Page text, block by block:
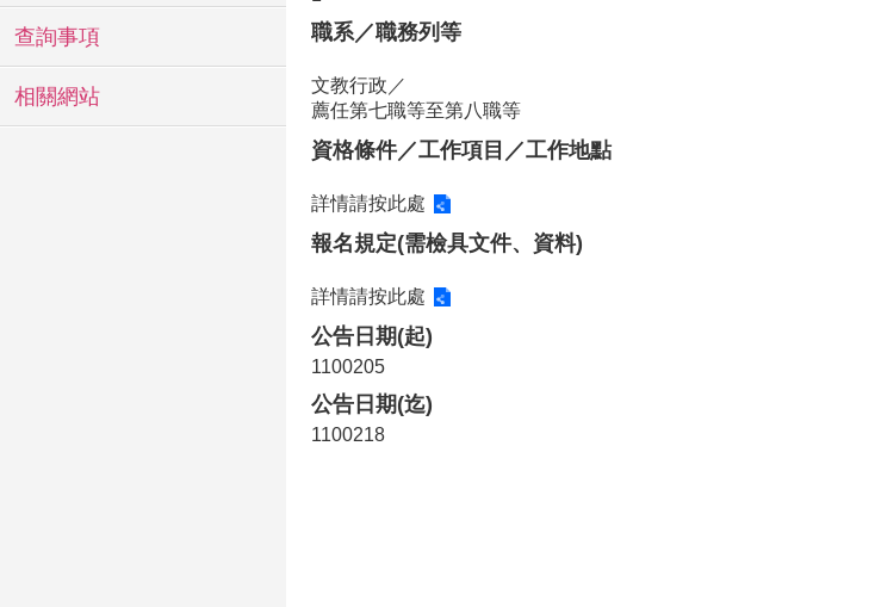
查詢事項
相關網站
職系／職務列等
文教行政／
薦任第七職等至第八職等
資格條件／工作項目／工作地點
詳情請按此處
報名規定(需檢具文件、資料)
詳情請按此處
公告日期(起)
1100205
公告日期(迄)
1100218